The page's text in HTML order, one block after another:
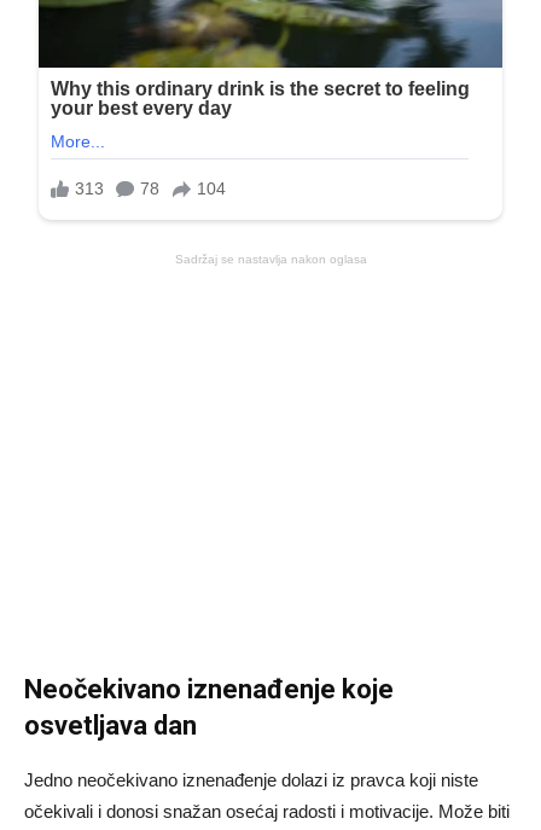
Sadržaj se nastavlja nakon oglasa
Neočekivano iznenađenje koje
osvetljava dan
Jedno neočekivano iznenađenje dolazi iz pravca koji niste
očekivali i donosi snažan osećaj radosti i motivacije. Može biti